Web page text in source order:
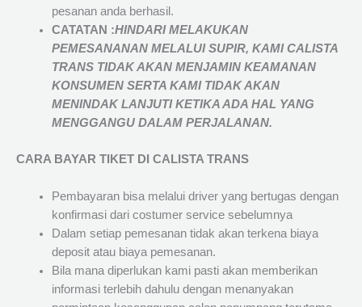
pesanan anda berhasil.
CATATAN :HINDARI MELAKUKAN
PEMESANANAN MELALUI SUPIR, KAMICALISTA
TRANSTIDAK AKAN MENJAMINKEAMANAN
KONSUMEN SERTA KAMI TIDAK AKAN
MENINDAK LANJUTI KETIKA ADA HAL YANG
MENGGANGU DALAM PERJALANAN.
CARA BAYAR TIKET DI CALISTA TRANS
Pembayaran bisa melalui driver yang bertugas dengan
konfirmasi dari costumer service sebelumnya
Dalam setiap pemesanan tidak akan terkena biaya
deposit atau biaya pemesanan.
Bila mana diperlukan kami pasti akan memberikan
informasi terlebih dahulu dengan menanyakan